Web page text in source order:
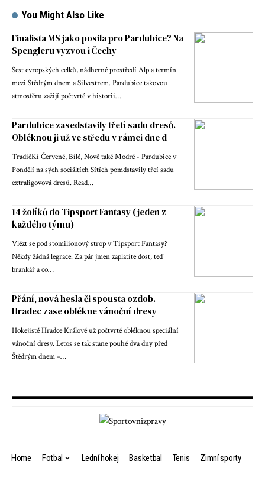
You Might Also Like
Finalista MS jako posila pro Pardubice? Na
Spengleru vyzvou i Čechy
Šest evropských celků, nádherné prostředí Alp a termín
mezi Štědrým dnem a Silvestrem. Pardubice takovou
atmosféru zažijí počtvrté v historii…
Pardubice zasedstavily třetí sadu dresů.
Obléknou ji už ve středu v rámci dne d
TradičKí Červené, Bílé, Nově také Modré - Pardubice v
Pondělí na sých sociáltích Sítích pomdstavily třeí sadu
extraligovová dresů. Read…
14 žolíků do Tipsport Fantasy (jeden z
každého týmu)
Vlézt se pod stomilionový strop v Tipsport Fantasy?
Někdy žádná legrace. Za pár jmen zaplatíte dost, teď
brankář a co…
Přání, nová hesla či spousta ozdob.
Hradec zase oblékne vánoční dresy
Hokejisté Hradce Králové už počtvrté obléknou speciální
vánoční dresy. Letos se tak stane pouhé dva dny před
Štědrým dnem –…
Home Fotbal Lední hokej Basketbal Tenis Zimní sporty